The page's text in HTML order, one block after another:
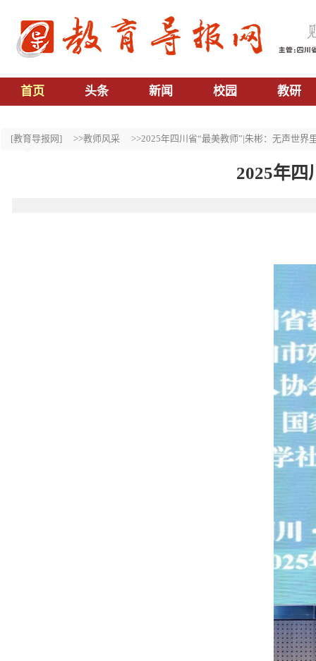
首页 头条 新闻 校园 教研
[教育导报网] >>教师风采 >>2025年四川省“最美教师”|朱彬：无声世界
2025年四